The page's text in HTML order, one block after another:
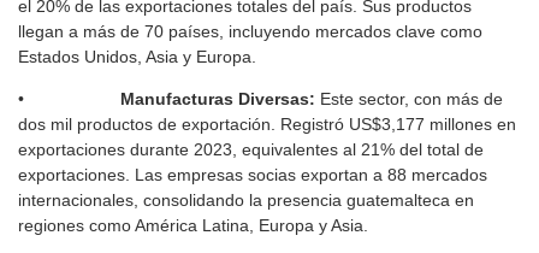
el 20% de las exportaciones totales del país. Sus productos
llegan a más de 70 países, incluyendo mercados clave como
Estados Unidos, Asia y Europa.
• Manufacturas Diversas: Este sector, con más de
dos mil productos de exportación. Registró US$3,177 millones en
exportaciones durante 2023, equivalentes al 21% del total de
exportaciones. Las empresas socias exportan a 88 mercados
internacionales, consolidando la presencia guatemalteca en
regiones como América Latina, Europa y Asia.